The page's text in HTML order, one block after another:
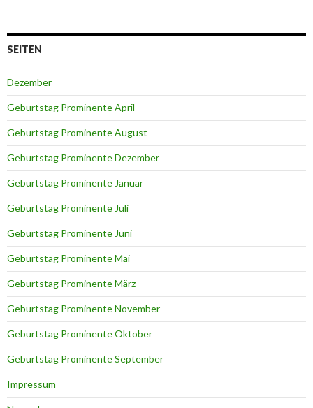
SEITEN
Dezember
Geburtstag Prominente April
Geburtstag Prominente August
Geburtstag Prominente Dezember
Geburtstag Prominente Januar
Geburtstag Prominente Juli
Geburtstag Prominente Juni
Geburtstag Prominente Mai
Geburtstag Prominente März
Geburtstag Prominente November
Geburtstag Prominente Oktober
Geburtstag Prominente September
Impressum